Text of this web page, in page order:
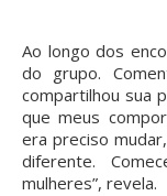
Ao longo dos
do grupo.
compartilhou sua
que meus
era preciso
diferente.
mulheres”, revela.